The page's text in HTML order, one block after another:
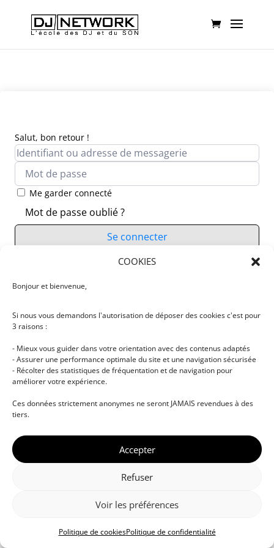
COOKIES
Bonjour et bienvenue,
Si nous vous demandons l'autorisation de déposer des cookies c'est pour
3 raisons :
- Mieux vous guider dans votre orientation avec des contenus adaptés
- Assurer une performance optimale du site et une navigation sécurisée
- Récolter des statistiques de fréquentation et de navigation pour
améliorer votre expérience.
Ces données strictement anonymes ne seront JAMAIS revendues à des
tiers.
Accepter
Refuser
Voir les préférences
Politique de cookiesPolitique de confidentialité
Salut, bon retour !
Me garder connecté
Mot de passe oublié ?
Se connecter
Vous n’avez pas de compte ?
musicale • Certifications professionnelles • Paris •